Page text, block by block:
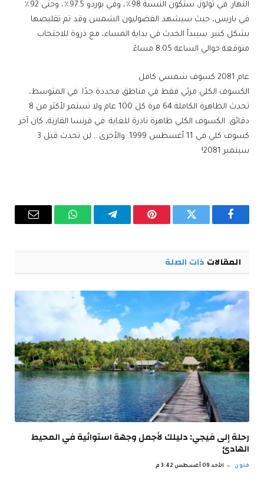
النهار. في تولوز، ستكون النسبة 98٪، وفي بوردو 97.5٪، وحتى 92٪
في باريس، حيث سيشهد الفضوليون الشمس وقد تم تقليصها
بشكل كبير. سيبدأ الحدث في بداية المساء، مع ذروة للاحتجاب
متوقعة حوالي الساعة 8:05 مساءً.
عام 2081 كسوف شمسي كامل
الكسوف الكلي مرئي فقط في مناطق محددة جدًا. في المتوسط،
تحدث الظاهرة الكاملة 64 مرة كل 100 عام ولا تستمر لأكثر من 8
دقائق. الكسوف الكلي ظاهرة نادرة للغاية: في فرنسا القارية، كان آخر
كسوف كلي في 11 أغسطس 1999. والأخرى… لن تحدث قبل 3
سبتمبر 2081!
فيسبوك تويتر بينتيريستتيلقرام واتساب البريد
المقالات ذات الصلة
رحلة إلى فيجي: دليلك لأجمل وجهة استوائية في المحيط
الهادئ
فنون الأحد 09 أغسطس 3:42 م